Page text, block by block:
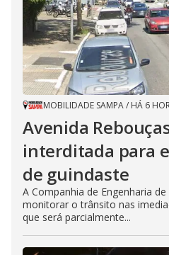
MOBILIDADE SAMPA/ HÁ 6
Avenida
interditada para
de guindaste
A Companhia de Engenharia
monitorar o trânsito nas
que será parcialmente...